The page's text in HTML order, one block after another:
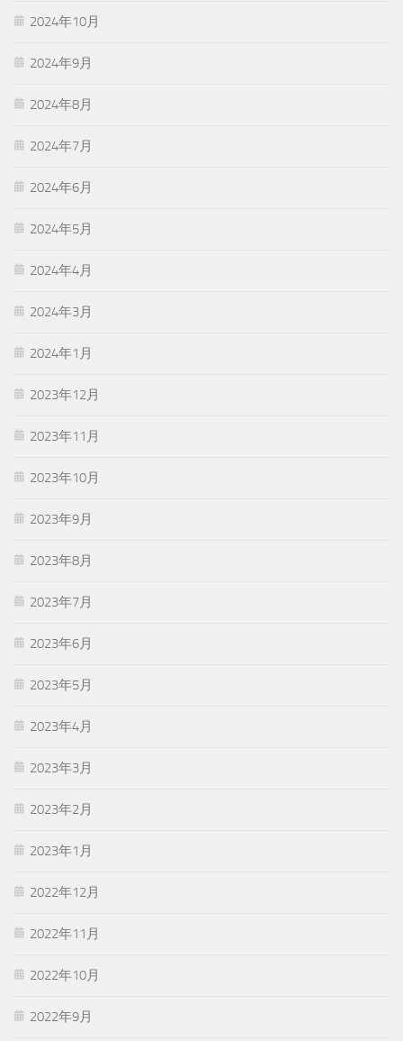
2024年10月
2024年9月
2024年8月
2024年7月
2024年6月
2024年5月
2024年4月
2024年3月
2024年1月
2023年12月
2023年11月
2023年10月
2023年9月
2023年8月
2023年7月
2023年6月
2023年5月
2023年4月
2023年3月
2023年2月
2023年1月
2022年12月
2022年11月
2022年10月
2022年9月